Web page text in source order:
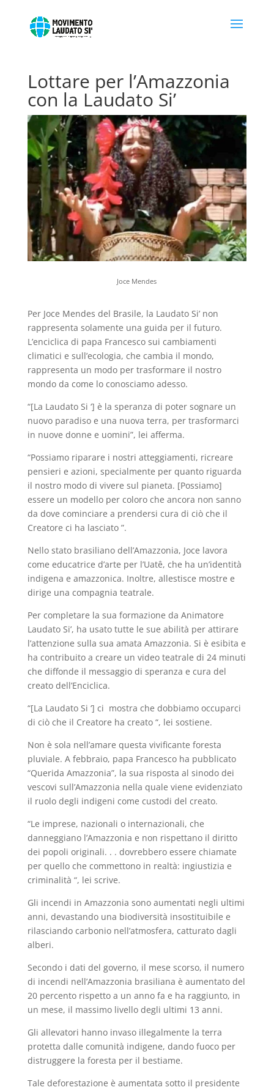
Lottare per l’Amazzonia
con la Laudato Si’
Joce Mendes
Per Joce Mendes del Brasile, la Laudato Si’ non
rappresenta solamente una guida per il futuro.
L’enciclica di papa Francesco sui cambiamenti
climatici e sull’ecologia, che cambia il mondo,
rappresenta un modo per trasformare il nostro
mondo da come lo conosciamo adesso.
“[La Laudato Si ‘] è la speranza di poter sognare un
nuovo paradiso e una nuova terra, per trasformarci
in nuove donne e uomini”, lei afferma.
“Possiamo riparare i nostri atteggiamenti, ricreare
pensieri e azioni, specialmente per quanto riguarda
il nostro modo di vivere sul pianeta. [Possiamo]
essere un modello per coloro che ancora non sanno
da dove cominciare a prendersi cura di ciò che il
Creatore ci ha lasciato ”.
Nello stato brasiliano dell’Amazzonia, Joce lavora
come educatrice d’arte per l’Uatê, che ha un’identità
indigena e amazzonica. Inoltre, allestisce mostre e
dirige una compagnia teatrale.
Per completare la sua formazione da Animatore
Laudato Si’, ha usato tutte le sue abilità per attirare
l’attenzione sulla sua amata Amazzonia. Si è esibita e
ha contribuito a creare un video teatrale di 24 minuti
che diffonde il messaggio di speranza e cura del
creato dell’Enciclica.
“[La Laudato Si ‘] ci mostra che dobbiamo occuparci
di ciò che il Creatore ha creato “, lei sostiene.
Non è sola nell’amare questa vivificante foresta
pluviale. A febbraio, papa Francesco ha pubblicato
“Querida Amazzonia”, la sua risposta al sinodo dei
vescovi sull’Amazzonia nella quale viene evidenziato
il ruolo degli indigeni come custodi del creato.
“Le imprese, nazionali o internazionali, che
danneggiano l’Amazzonia e non rispettano il diritto
dei popoli originali. . . dovrebbero essere chiamate
per quello che commettono in realtà: ingiustizia e
criminalità “, lei scrive.
Gli incendi in Amazzonia sono aumentati negli ultimi
anni, devastando una biodiversità insostituibile e
rilasciando carbonio nell’atmosfera, catturato dagli
alberi.
Secondo i dati del governo, il mese scorso, il numero
di incendi nell’Amazzonia brasiliana è aumentato del
20 percento rispetto a un anno fa e ha raggiunto, in
un mese, il massimo livello degli ultimi 13 anni.
Gli allevatori hanno invaso illegalmente la terra
protetta dalle comunità indigene, dando fuoco per
distruggere la foresta per il bestiame.
Tale deforestazione è aumentata sotto il presidente